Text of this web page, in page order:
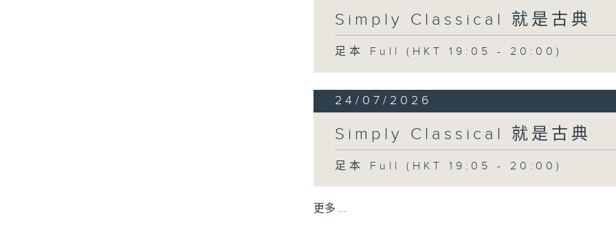
Simply Classical 就是古典
足本 Full (HKT 19:05 - 20:00)
24/07/2026
Simply Classical 就是古典
足本 Full (HKT 19:05 - 20:00)
更多 ...